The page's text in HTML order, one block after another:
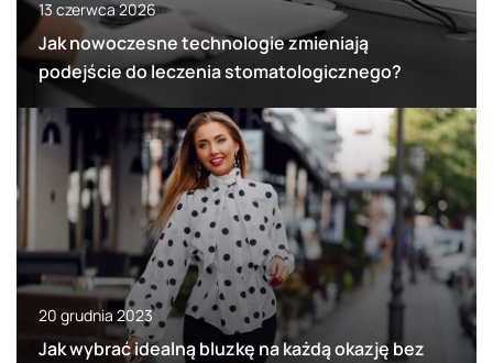
13 czerwca 2026
Jak nowoczesne technologie zmieniają
podejście do leczenia stomatologicznego?
20 grudnia 2023
Jak wybrać idealną bluzkę na każdą okazję bez